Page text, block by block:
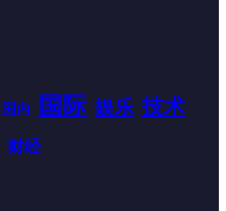
国内 国际 娱乐 技术
财经